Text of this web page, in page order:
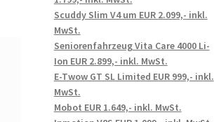
Scuddy Slim V4 um EUR 2.099,- inkl.
MwSt.
Seniorenfahrzeug Vita Care 4000 Li-
Ion EUR 2.899,- inkl. MwSt.
E-Twow GT SL Limited EUR 999,- inkl.
MwSt.
Mobot EUR 1.649,- inkl. MwSt.